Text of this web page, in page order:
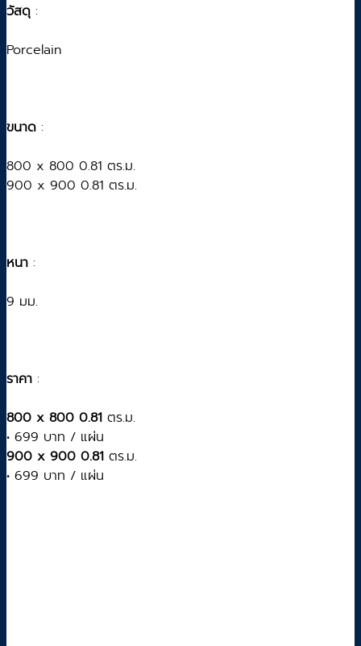
วัสดุ :
Porcelain
ขนาด :
800 x 800 0.81 ตร.ม.
900 x 900 0.81 ตร.ม.
หนา :
9 มม.
ราคา :
800 x 800 0.81 ตร.ม.
• 699 บาท / แผ่น
900 x 900 0.81 ตร.ม.
• 699 บาท / แผ่น